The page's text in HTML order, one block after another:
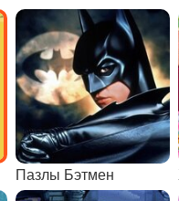
Пазлы Бэтмен